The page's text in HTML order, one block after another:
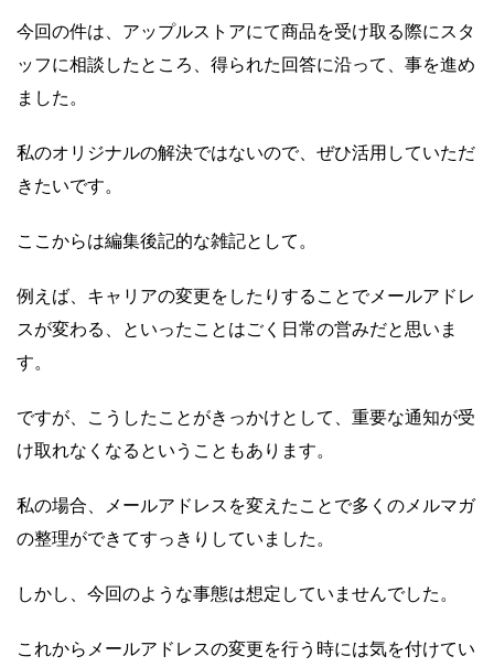
今回の件は、アップルストアにて商品を受け取る際にスタ
ッフに相談したところ、得られた回答に沿って、事を進め
ました。
私のオリジナルの解決ではないので、ぜひ活用していただ
きたいです。
ここからは編集後記的な雑記として。
例えば、キャリアの変更をしたりすることでメールアドレ
スが変わる、といったことはごく日常の営みだと思いま
す。
ですが、こうしたことがきっかけとして、重要な通知が受
け取れなくなるということもあります。
私の場合、メールアドレスを変えたことで多くのメルマガ
の整理ができてすっきりしていました。
しかし、今回のような事態は想定していませんでした。
これからメールアドレスの変更を行う時には気を付けてい